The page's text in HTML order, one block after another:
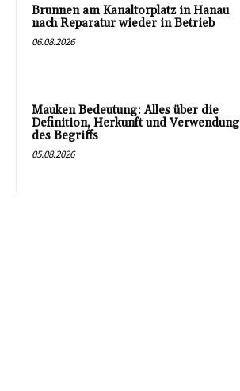
Brunnen am Kanaltorplatz in Hanau
nach Reparatur wieder in Betrieb
06.08.2026
Mauken Bedeutung: Alles über die
Definition, Herkunft und Verwendung
des Begriffs
05.08.2026